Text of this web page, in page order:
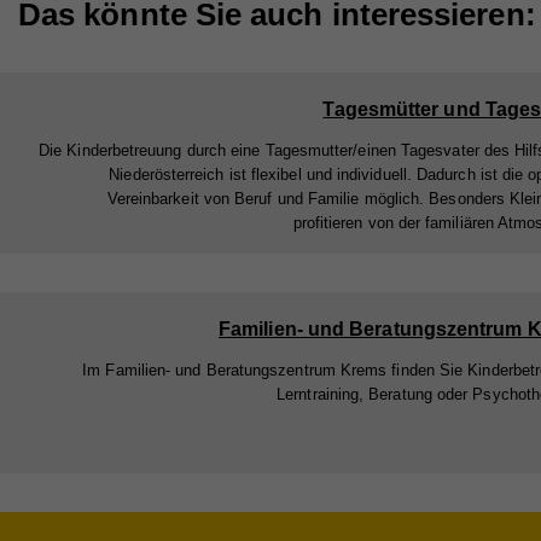
Das könnte Sie auch interessieren:
Tagesmütter und
Die Kinderbetreuung durch eine Tagesmutter/einen Tagesvater des
Niederösterreich ist flexibel und individuell. Dadurch ist die
Vereinbarkeit von Beruf und Familie möglich. Besonders
profitieren von der familiären
Familien- und Beratungszentrum
Im Familien- und Beratungszentrum Krems finden Sie
Lerntraining, Beratung oder